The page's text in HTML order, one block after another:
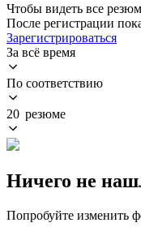
Чтобы видеть все
После регистрации
Зарегистрироваться
За всё время
По соответствию
20 резюме
Ничего не
Попробуйте изменить